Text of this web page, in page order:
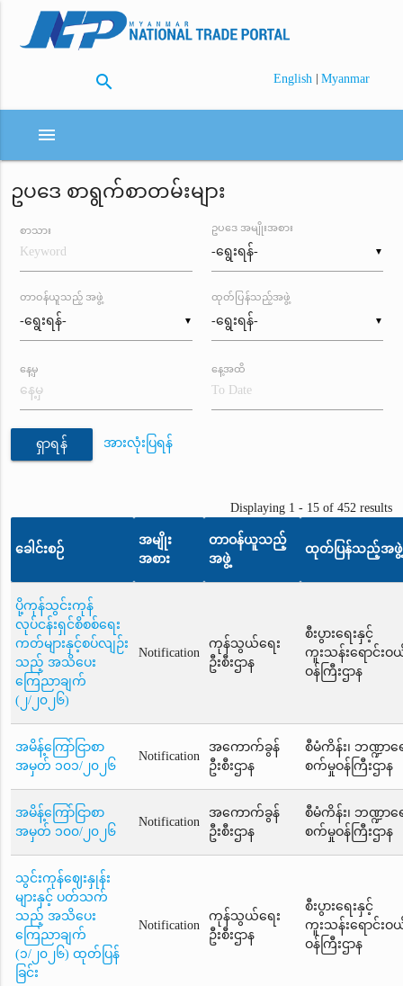
search English | Myanmar
menu
ဥပဒေ စာရွက်စာတမ်းများ
စာသား
▼
ဥပဒေ အမျိုးအစား
▼
တာဝန်ယူသည့် အဖွဲ့
▼
ထုတ်ပြန်သည့်အဖွဲ့
နေ့မှ နေ့အထိ
ရှာရန် အားလုံးပြရန်
Displaying 1 - 15 of 452 results
ခေါင်းစဉ်
အမျိုး
အစား
တာဝန်ယူသည့်
အဖွဲ့
ထုတ်ပြန်သည့်အဖွဲ့
ပို့ကုန်သွင်းကုန်
လုပ်ငန်းရှင်စိစစ်ရေး
ကတ်များနှင့်စပ်လျဉ်း
သည့် အသိပေး
ကြေညာချက်
(၂/၂၀၂၆)
Notification
ကုန်သွယ်ရေး
ဦးစီးဌာန
စီးပွားရေးနှင့်
ကူးသန်းရောင်းဝ
ဝန်ကြီးဌာန
အမိန့်ကြော်ငြာစာ
အမှတ် ၁၀၁/၂၀၂၆
Notification
အကောက်ခွန်
ဦးစီးဌာန
စီမံကိန်း၊ ဘဏ္ဍာရ
စက်မှုဝန်ကြီးဌာန
အမိန့်ကြော်ငြာစာ
အမှတ် ၁၀၀/၂၀၂၆
Notification
အကောက်ခွန်
ဦးစီးဌာန
စီမံကိန်း၊ ဘဏ္ဍာရ
စက်မှုဝန်ကြီးဌာန
သွင်းကုန်ဈေးနှုန်း
များနှင့် ပတ်သက်
သည့် အသိပေး
ကြေညာချက်
(၁/၂၀၂၆) ထုတ်ပြန်
ခြင်း
Notification
ကုန်သွယ်ရေး
ဦးစီးဌာန
စီးပွားရေးနှင့်
ကူးသန်းရောင်းဝ
ဝန်ကြီးဌာန